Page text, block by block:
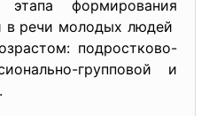
формирования
в речи молодых людей
подростково-
групповой и